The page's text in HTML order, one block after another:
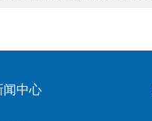
闻中心